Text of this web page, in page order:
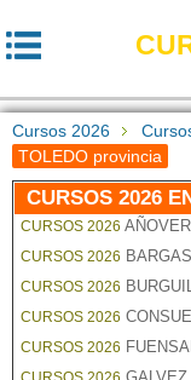
Cursos 2026
TOLEDO provincia
CURSOS 2026
CURSOS 2026
CURSOS 2026 BARGAS
CURSOS 2026
CURSOS 2026
CURSOS 2026